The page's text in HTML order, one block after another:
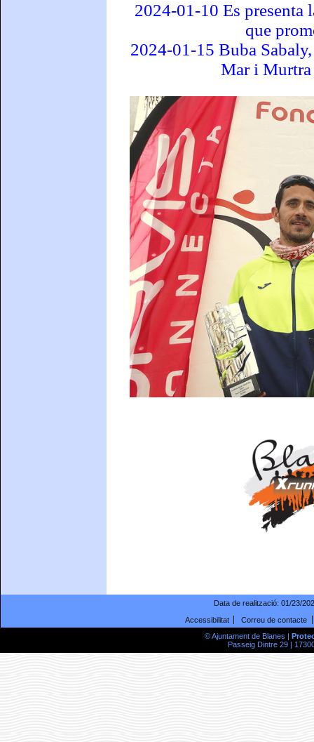
2024-01-10 Es presenta
que
2024-01-15 Buba
Mar i Murtra
Data de realització: 01/23/
Accessibilitat
Correu de contacte
© Ajuntament de Blanes |
Passeig Dintre 29 |